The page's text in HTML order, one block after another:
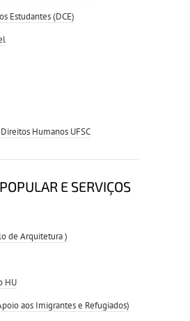
Estudantes (DCE)
Humanos UFSC
E SERVIÇOS
de Arquitetura )
HU
aos Imigrantes e Refugiados)